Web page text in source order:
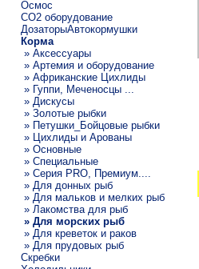
Осмос
CO2 оборудование
ДозаторыАвтокормушки
Корма
» Аксессуары
» Артемия и оборудование
» Африканские Цихлиды
» Гуппи, Меченосцы ...
» Дискусы
» Золотые рыбки
» Петушки_Бойцовые рыбки
» Цихлиды и Арованы
» Основные
» Специальные
» Серия PRO, Премиум....
» Для донных рыб
» Для мальков и мелких рыб
» Лакомства для рыб
» Для морских рыб
» Для креветок и раков
» Для прудовых рыб
Скребки